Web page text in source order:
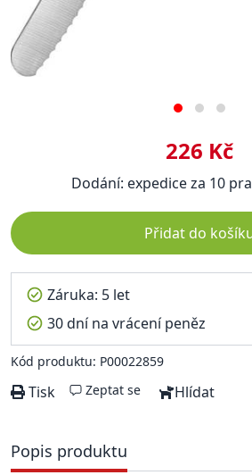
226 Kč
Dodání: expedice za 10
Přidat do
Záruka: 5 let
30 dní na vrácení peněz
Kód produktu: P00022859
Tisk Zeptat se Hlídat
Popis produktu